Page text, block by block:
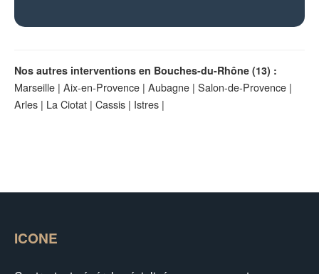
Nos autres interventions en Bouches-du-Rhône (13) :
Marseille | Aix-en-Provence | Aubagne | Salon-de-Provence |
Arles | La Ciotat | Cassis | Istres |
ICONE